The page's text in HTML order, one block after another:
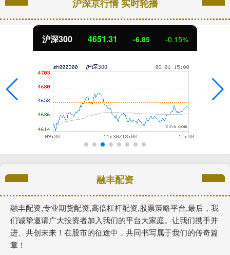
沪深京行情 实时轮播
沪深300 4651.31 -6.85 -0.15%
融丰配资
融丰配资,专业期货配资,高倍杠杆配资,股票策略平台,最后，我
们诚挚邀请广大投资者加入我们的平台大家庭。让我们携手并
进、共创未来！在股市的征途中，共同书写属于我们的传奇篇
章！